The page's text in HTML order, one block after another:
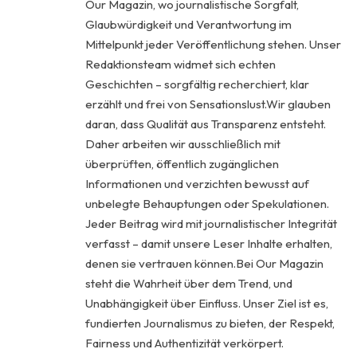
Our Magazin, wo journalistische Sorgfalt,
Glaubwürdigkeit und Verantwortung im
Mittelpunkt jeder Veröffentlichung stehen. Unser
Redaktionsteam widmet sich echten
Geschichten – sorgfältig recherchiert, klar
erzählt und frei von Sensationslust.Wir glauben
daran, dass Qualität aus Transparenz entsteht.
Daher arbeiten wir ausschließlich mit
überprüften, öffentlich zugänglichen
Informationen und verzichten bewusst auf
unbelegte Behauptungen oder Spekulationen.
Jeder Beitrag wird mit journalistischer Integrität
verfasst – damit unsere Leser Inhalte erhalten,
denen sie vertrauen können.Bei Our Magazin
steht die Wahrheit über dem Trend, und
Unabhängigkeit über Einfluss. Unser Ziel ist es,
fundierten Journalismus zu bieten, der Respekt,
Fairness und Authentizität verkörpert.